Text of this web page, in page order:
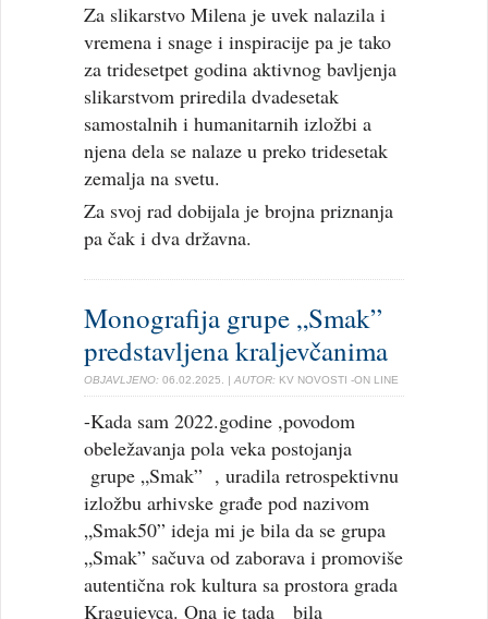
Za slikarstvo Milena je uvek nalazila i
vremena i snage i inspiracije pa je tako
za tridesetpet godina aktivnog bavljenja
slikarstvom priredila dvadesetak
samostalnih i humanitarnih izložbi a
njena dela se nalaze u preko tridesetak
zemalja na svetu.
Za svoj rad dobijala je brojna priznanja
pa čak i dva državna.
Monografija grupe „Smak”
predstavljena kraljevčanima
OBJAVLJENO: 06.02.2025. | AUTOR: KV NOVOSTI -ON LINE
-Kada sam 2022.godine ,povodom
obeležavanja pola veka postojanja
grupe „Smak” , uradila retrospektivnu
izložbu arhivske građe pod nazivom
„Smak50” ideja mi je bila da se grupa
„Smak” sačuva od zaborava i promoviše
autentična rok kultura sa prostora grada
Kragujevca. Ona je tada bila